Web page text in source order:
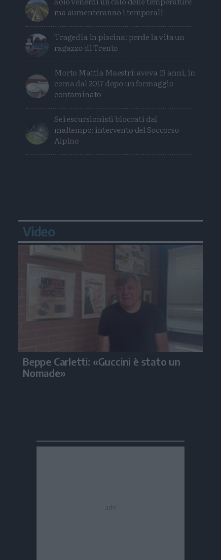
ma aumenteranno i temporali
Tragedia in piscina: perde la vita un
ragazzo di Trento
Morto Mattia Maestri: aveva 13 anni, in
coma dal 2017 dopo un formaggio
contaminato
Sei escursionisti bloccati dal
maltempo: intervento del Soccorso
Alpino
Video
Beppe Carletti: «Guccini è stato un
Nomade»